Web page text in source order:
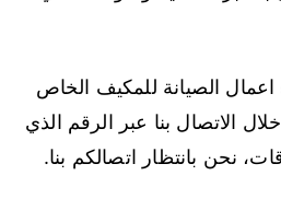
اعمال الصيانة للمكيف الخاص
الاتصال بنا عبر الرقم الذي
نحن بانتظار اتصالكم بنا.